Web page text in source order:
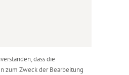
dass die
zum Zweck der Bearbeitung